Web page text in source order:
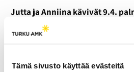
Tämä sivusto käyttää evästeitä
Jutta ja Anniina kävivät 9.4.
virpomassa. Samalla kun Jutta
virpomassa, he kyselivät ovilta,
virpojiin. Lisäksi haastateltiin
neljävuotias virpoi oikein